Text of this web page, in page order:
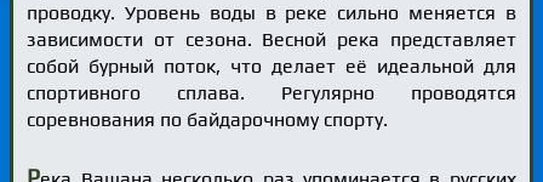
проводку. Уровень воды в реке сильно меняется в
зависимости от сезона. Весной река представляет
собой бурный поток, что делает её идеальной для
спортивного сплава. Регулярно проводятся
соревнования по байдарочному спорту.
Р